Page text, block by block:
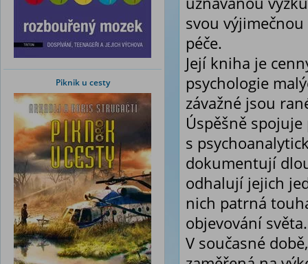
Piknik u cesty
svou
péče.
Její kniha je
psychologie
závažné jsou
Úspěšně
s
dokumentují
odhalují jejich
nich patrná
objevování světa.
V současné